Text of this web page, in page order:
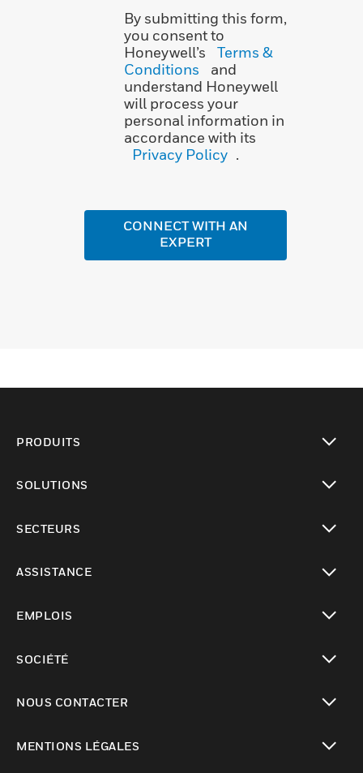
By submitting this form,
you consent to
Honeywell’s
Terms &
Conditions
and
understand Honeywell
will process your
personal information in
accordance with its
Privacy Policy .
CONNECT WITH AN
EXPERT
PRODUITS
SOLUTIONS
SECTEURS
ASSISTANCE
EMPLOIS
SOCIÉTÉ
NOUS CONTACTER
MENTIONS LÉGALES